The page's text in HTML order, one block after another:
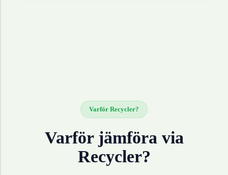
Varför Recycler?
Varför jämföra via
Recycler?